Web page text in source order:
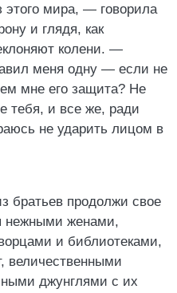
этого мира, — говорила
и глядя, как
колени. —
меня одну — если не
мне его защита? Не
тебя, и все же, ради
не ударить лицом в
братьев продолжи свое
нежными женами,
и библиотеками,
величественными
джунглями с их